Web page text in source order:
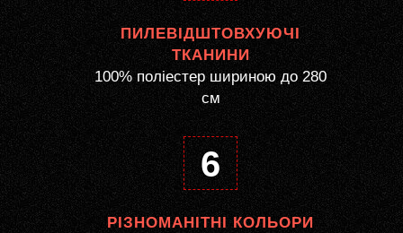
ПИЛЕВІДШТОВХУЮЧІ
ТКАНИНИ
100% поліестер шириною до 280
см
6
РІЗНОМАНІТНІ КОЛЬОРИ